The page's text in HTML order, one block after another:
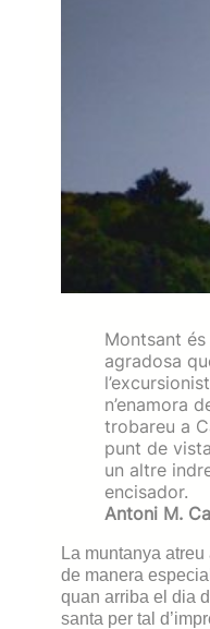
Montsant
agradosa
n’enamora
trobareu a
punt de
un altre
encisador.
Antoni M.
La muntanya
de manera
quan arriba el dia
santa per tal